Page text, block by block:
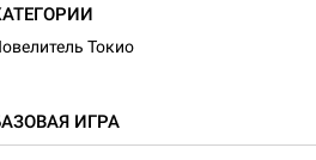
Токио
ИГРА